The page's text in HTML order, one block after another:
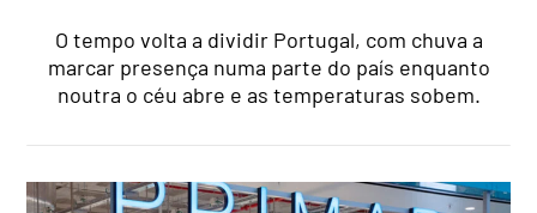
O tempo volta a dividir Portugal, com chuva a
marcar presença numa parte do país enquanto
noutra o céu abre e as temperaturas sobem.